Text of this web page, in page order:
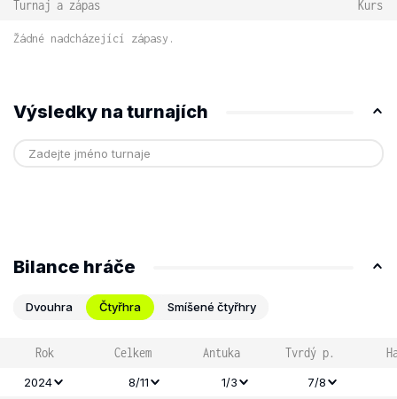
Turnaj a zápas Kurs
Žádné nadcházející zápasy.
Výsledky na turnajích
Bilance hráče
Dvouhra Čtyřhra Smíšené čtyřhry
Rok Celkem Antuka Tvrdý p.
2024 8/11 1/3
7/8